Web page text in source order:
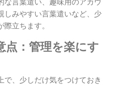
しみやすい言葉遣いなど、少
立ちます。
点：管理を楽にす
で、少しだけ気をつけておき